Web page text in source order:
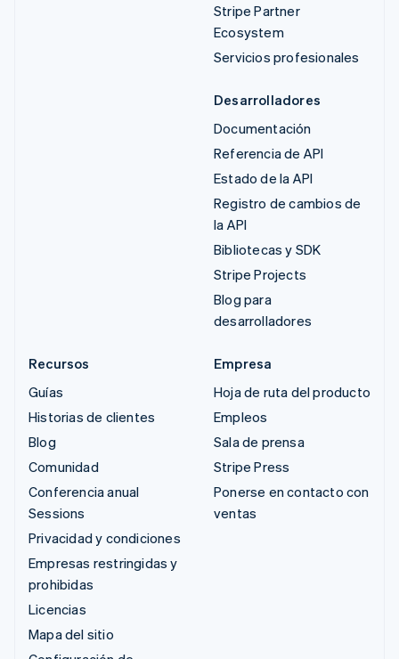
Stripe Partner
Ecosystem
Servicios profesionales
Desarrolladores
Documentación
Referencia de API
Estado de la API
Registro de cambios de
la API
Bibliotecas y SDK
Stripe Projects
Blog para
desarrolladores
Recursos
Guías
Historias de clientes
Blog
Comunidad
Conferencia anual
Sessions
Privacidad y condiciones
Empresas restringidas y
prohibidas
Licencias
Mapa del sitio
Empresa
Hoja de ruta del producto
Empleos
Sala de prensa
Stripe Press
Ponerse en contacto con
ventas